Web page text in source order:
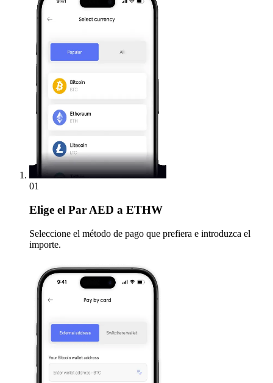
01
Elige el Par AED a ETHW
Seleccione el método de pago que prefiera e introduzca el
importe.